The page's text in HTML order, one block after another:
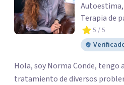
Terapia de
5 / 5
Hola, soy Norma Conde, tengo
tratamiento de diversos